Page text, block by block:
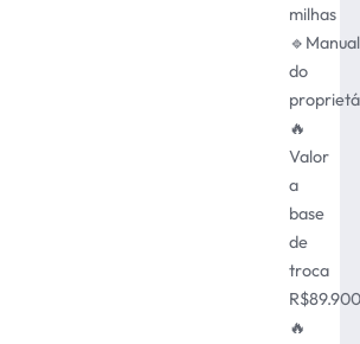
milhas
🔹Manual
do
🔥
Valor
a
base
de
troca
🔥